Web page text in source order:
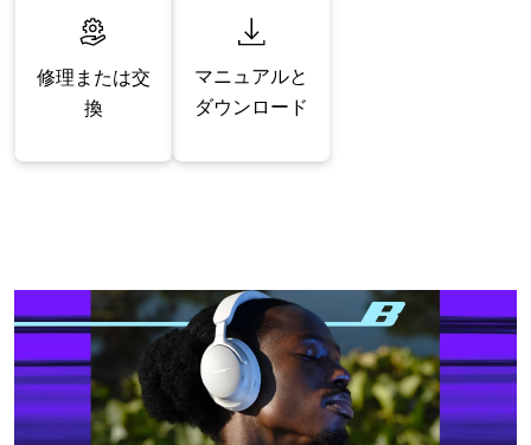
修理または交
換
マニュアルと
ダウンロード